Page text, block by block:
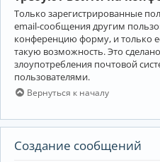
Только зарегистрированные
email-сообщения другим
конференцию форму, и только
такую возможность. Это
злоупотребления почтовой
пользователями.
Вернуться к началу
Создание сообщений